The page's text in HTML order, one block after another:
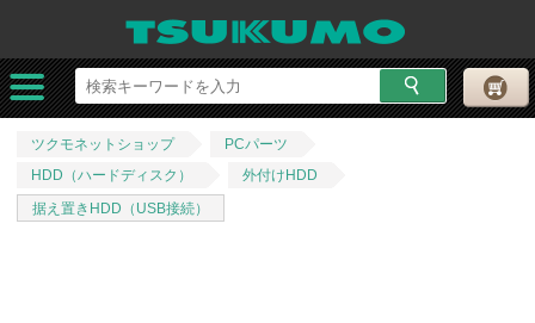
ツクモネットショップ
PCパーツ
HDD（ハードディスク）
外付けHDD
据え置きHDD（USB接続）